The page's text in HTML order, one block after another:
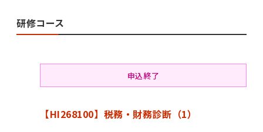
研修コース
申込終了
【HI268100】税務・財務診断（1）